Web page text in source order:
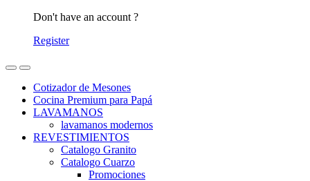
Don't have an account ?
Register
Cotizador de Mesones
Cocina Premium para Papá
LAVAMANOS
lavamanos modernos
REVESTIMIENTOS
Catalogo Granito
Catalogo Cuarzo
Promociones